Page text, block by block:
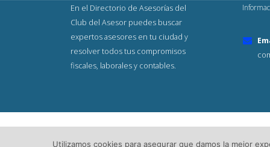
En el Directorio de Asesorías del
Club del Asesor puedes buscar
expertos asesores en tu ciudad y
resolver todos tus compromisos
fiscales, laborales y contables.
Utilizamos cookies para asegurar que damos la mejor